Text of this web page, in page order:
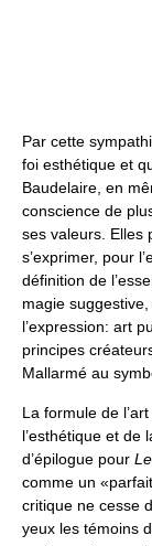
Par cette
foi esthétique et
Baudelaire, en
conscience de
ses valeurs. Elles
s’exprimer, pour
définition de
magie
l’expression: art
principes
Mallarmé au
La formule de
l’esthétique et de
d’épilogue pour
comme un
critique ne cesse
yeux les témoins